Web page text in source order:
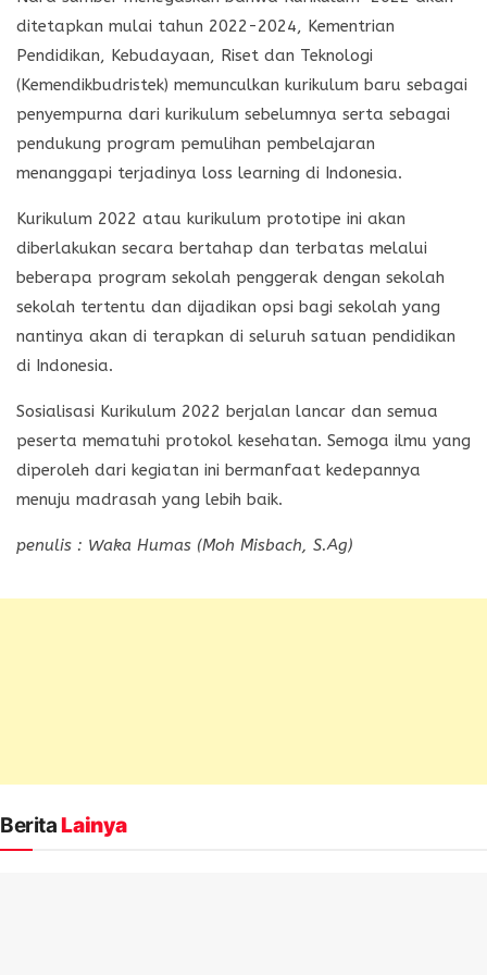
ditetapkan mulai tahun 2022-2024, Kementrian
Pendidikan, Kebudayaan, Riset dan Teknologi
(Kemendikbudristek) memunculkan kurikulum baru sebagai
penyempurna dari kurikulum sebelumnya serta sebagai
pendukung program pemulihan pembelajaran
menanggapi terjadinya loss learning di Indonesia.
Kurikulum 2022 atau kurikulum prototipe ini akan
diberlakukan secara bertahap dan terbatas melalui
beberapa program sekolah penggerak dengan sekolah
sekolah tertentu dan dijadikan opsi bagi sekolah yang
nantinya akan di terapkan di seluruh satuan pendidikan
di Indonesia.
Sosialisasi Kurikulum 2022 berjalan lancar dan semua
peserta mematuhi protokol kesehatan. Semoga ilmu yang
diperoleh dari kegiatan ini bermanfaat kedepannya
menuju madrasah yang lebih baik.
penulis : Waka Humas (Moh Misbach, S.Ag)
BeritaLainya